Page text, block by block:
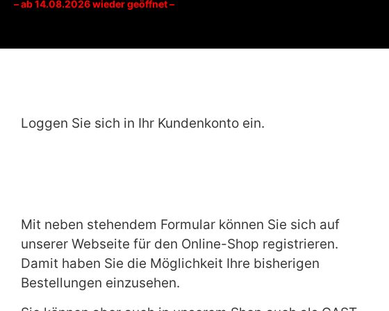
– ab 14.08.2026 wieder geöffnet –
Loggen Sie sich in Ihr Kundenkonto ein.
Mit neben stehendem Formular können Sie sich auf
unserer Webseite für den Online-Shop registrieren.
Damit haben Sie die Möglichkeit Ihre bisherigen
Bestellungen einzusehen.